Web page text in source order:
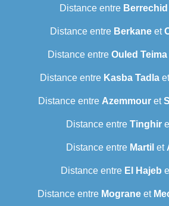
Distance entre Berrechid
Distance entre Berkane et
Distance entre Ouled Teima
Distance entre Kasba Tadla
Distance entre Azemmouret
Distance entre Tinghir
Distance entre Martil et
Distance entre El Hajeb
Distance entre Mograneet